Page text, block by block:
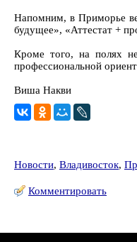
Напомним, в Приморье
будущее», «Аттестат +
Кроме того, на полях
профессиональной
Виша Накви
Новости, Владивосток,
Комментировать